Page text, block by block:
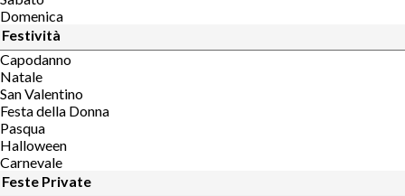
Domenica
Festività
Capodanno
Natale
San Valentino
Festa della Donna
Pasqua
Halloween
Carnevale
Feste Private